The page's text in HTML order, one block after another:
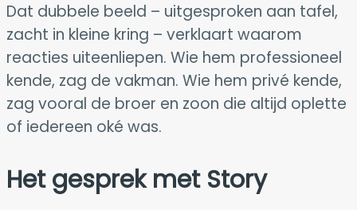
Dat dubbele beeld – uitgesproken aan tafel,
zacht in kleine kring – verklaart waarom
reacties uiteenliepen. Wie hem professioneel
kende, zag de vakman. Wie hem privé kende,
zag vooral de broer en zoon die altijd oplette
of iedereen oké was.
Het gesprek met Story